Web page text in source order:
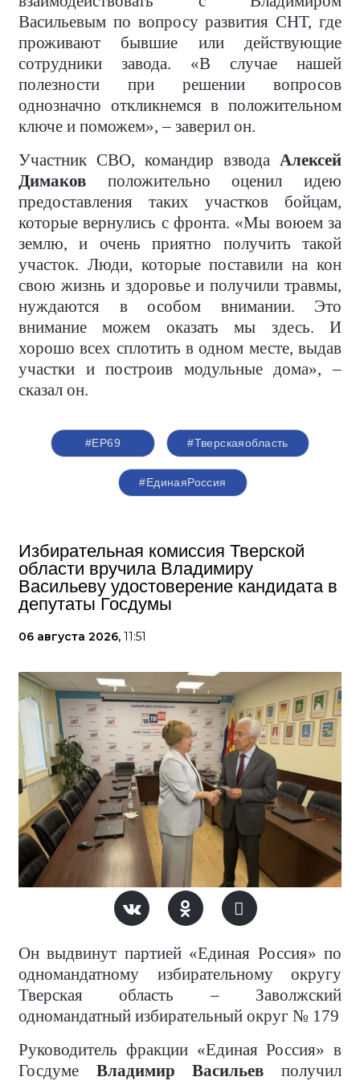
Васильевым по вопросу развития СНТ, где
проживают бывшие или действующие
сотрудники завода. «В случае нашей
полезности при решении вопросов
однозначно откликнемся в положительном
ключе и поможем», – заверил он.
Участник СВО, командир взвода Алексей
Димаков положительно оценил идею
предоставления таких участков бойцам,
которые вернулись с фронта. «Мы воюем за
землю, и очень приятно получить такой
участок. Люди, которые поставили на кон
свою жизнь и здоровье и получили травмы,
нуждаются в особом внимании. Это
внимание можем оказать мы здесь. И
хорошо всех сплотить в одном месте, выдав
участки и построив модульные дома», –
сказал он.
#ЕР69 #Тверскаяобласть
#ЕдинаяРоссия
Избирательная комиссия Тверской
области вручила Владимиру
Васильеву удостоверение кандидата в
депутаты Госдумы
06 августа 2026, 11:51
Он выдвинут партией «Единая Россия» по
одномандатному избирательному округу
Тверская область – Заволжский
одномандатный избирательный округ № 179
Руководитель фракции «Единая Россия» в
Госдуме Владимир Васильев получил